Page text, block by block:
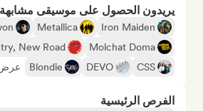
يريدون الحصول على موسيقى مشابهة
Iron Maiden
Metallica
Molchat Doma
New Road
CSS
DEVO
Blondie عرض
الفرص الرئيسية